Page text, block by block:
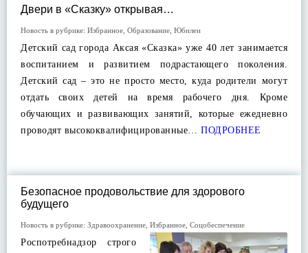
Двери в «Сказку» открывая…
Новость в рубрике: Избранное Образование Юбилеи
Детский сад города Аксая «Сказка» уже 40 лет занимается
воспитанием и развитием подрастающего поколения.
Детский сад – это не просто место, куда родители могут
отдать своих детей на время рабочего дня. Кроме
обучающих и развивающих занятий, которые ежедневно
проводят высококвалифицированные… ПОДРОБНЕЕ
Безопасное продовольствие для здорового
будущего
Новость в рубрике: Здравоохранение Избранное Соцобеспечение
Роспотребнадзор строго